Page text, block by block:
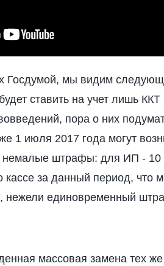
Госдумой, мы видим
ставить на учет лишь
пора о них
1 июля 2017 года могут
немалые штрафы: для ИП -
за данный период, что
нежели единовременный
массовая замена тех